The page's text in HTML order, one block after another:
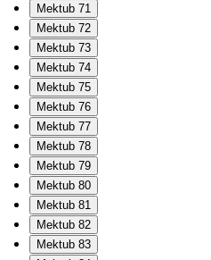
Mektub 71
Mektub 72
Mektub 73
Mektub 74
Mektub 75
Mektub 76
Mektub 77
Mektub 78
Mektub 79
Mektub 80
Mektub 81
Mektub 82
Mektub 83